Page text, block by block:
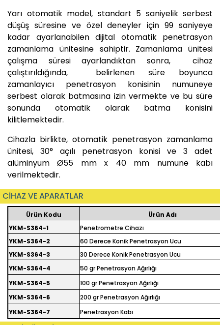
Yarı otomatik model, standart 5 saniyelik serbest
düşüş süresine ve özel deneyler için 99 saniyeye
kadar ayarlanabilen dijital otomatik penetrasyon
zamanlama ünitesine sahiptir. Zamanlama ünitesi
çalışma süresi ayarlandıktan sonra, cihaz
çalıştırıldığında, belirlenen süre boyunca
zamanlayıcı penetrasyon konisinin numuneye
serbest olarak batmasına izin vermekte ve bu süre
sonunda otomatik olarak batma konisini
kilitlemektedir.
Cihazla birlikte, otomatik penetrasyon zamanlama
ünitesi, 30° açılı penetrasyon konisi ve 3 adet
alüminyumØ55 mm x 40 mm numune kabı
verilmektedir.
CİHAZ VE APARATLAR
Ürün Kodu
Ürün Adı
YKM-S364-1
Penetrometre Cihazı
YKM-S364-2
60 Derece Konik Penetrasyon Ucu
YKM-S364-3
30 Derece Konik Penetrasyon Ucu
YKM-S364-4
50 gr Penetrasyon Ağırlığı
YKM-S364-5
100 gr Penetrasyon Ağırlığı
YKM-S364-6
200 gr Penetrasyon Ağırlığı
YKM-S364-7
Penetrasyon Kabı